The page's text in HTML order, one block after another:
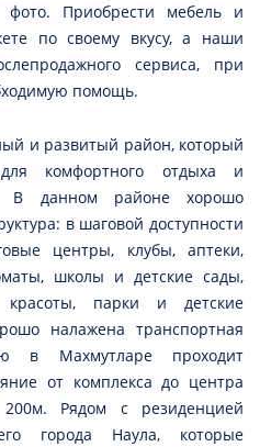
фото. Приобрести мебель и
по своему вкусу, а наши
сервиса, при
помощь.
и развитый район, который
комфортного отдыха и
В данном районе хорошо
в шаговой доступности
центры, клубы, аптеки,
школы и детские сады,
парки и детские
налажена транспортная
в Махмутларе проходит
от комплекса до центра
200м. Рядом с резиденцией
города Наула, которые